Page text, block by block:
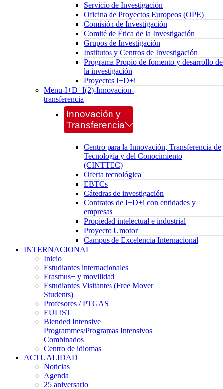
Servicio de Investigación
Oficina de Proyectos Europeos (OPE)
Comisión de Investigación
Comité de Ética de la Investigación
Grupos de Investigación
Institutos y Centros de Investigación
Programa Propio de fomento y desarrollo de
la investigación
Proyectos I+D+i
Menu-I+D+I(2)-Innovacion-
transferencia
Innovación y
Transferencia
Centro para la Innovación, Transferencia de
Tecnología y del Conocimiento
(CINTTEC)
Oferta tecnológica
EBTCs
Cátedras de investigación
Contratos de I+D+i con entidades y
empresas
Propiedad intelectual e industrial
Proyecto Umotor
Campus de Excelencia Internacional
INTERNACIONAL
Inicio
Estudiantes internacionales
Erasmus+ y movilidad
Estudiantes Visitantes (Free Mover
Students)
Profesores / PTGAS
EULiST
Blended Intensive
Programmes/Programas Intensivos
Combinados
Centro de idiomas
ACTUALIDAD
Noticias
Agenda
25 aniversario